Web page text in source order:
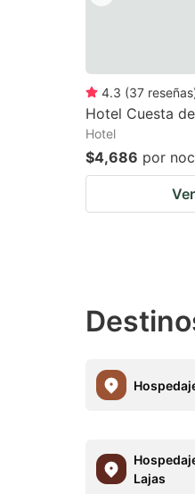
4.3 (37 reseñas
Hotel Cuesta
Hotel
$4,686 por
Lajas